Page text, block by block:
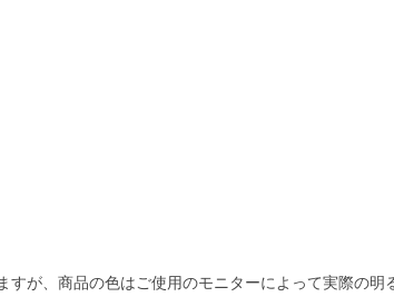
が、商品の色はご使用のモニターによって実際の明